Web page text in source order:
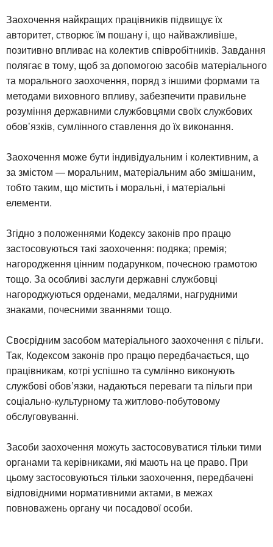
Заохочення найкращих працівників підвищує їх
авторитет, створює їм пошану і, що найважливіше,
позитивно впливає на колектив співробітників. Завдання
полягає в тому, щоб за допомогою засобів матеріального
та морального заохочення, поряд з іншими формами та
методами виховного впливу, забезпечити правильне
розуміння державними службовцями своїх службових
обов’язків, сумлінного ставлення до їх виконання.
Заохочення може бути індивідуальним і колективним, а
за змістом — моральним, матеріальним або змішаним,
тобто таким, що містить і моральні, і матеріальні
елементи.
Згідно з положеннями Кодексу законів про працю
застосовуються такі заохочення: подяка; премія;
нагородження цінним подарунком, почесною грамотою
тощо. За особливі заслуги державні службовці
нагороджуються орденами, медалями, нагрудними
знаками, почесними званнями тощо.
Своєрідним засобом матеріального заохочення є пільги.
Так, Кодексом законів про працю передбачається, що
працівникам, котрі успішно та сумлінно виконують
службові обов’язки, надаються переваги та пільги при
соціально-культурному та житлово-побутовому
обслуговуванні.
Засоби заохочення можуть застосовуватися тільки тими
органами та керівниками, які мають на це право. При
цьому застосовуються тільки заохочення, передбачені
відповідними нормативними актами, в межах
повноважень органу чи посадової особи.